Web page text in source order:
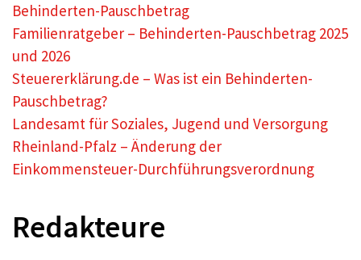
Behinderten-Pauschbetrag
Familienratgeber – Behinderten-Pauschbetrag 2025
und 2026
Steuererklärung.de – Was ist ein Behinderten-
Pauschbetrag?
Landesamt für Soziales, Jugend und Versorgung
Rheinland-Pfalz – Änderung der
Einkommensteuer-Durchführungsverordnung
Redakteure